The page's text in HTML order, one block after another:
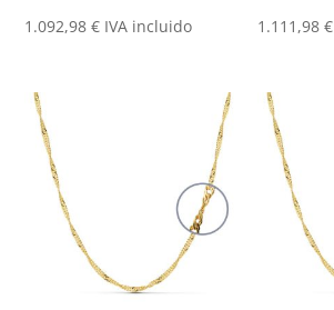
1.092,98€ IVA incluido 1.111,98€